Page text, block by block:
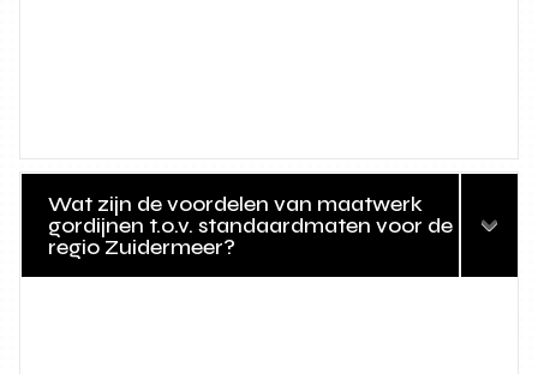
Wat zijn de voordelen van maatwerk
gordijnen t.o.v. standaardmaten voor de
regio Zuidermeer?